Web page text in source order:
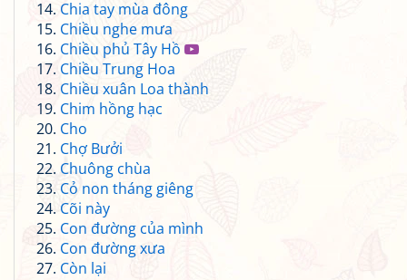
Chia tay mùa đông
Chiều nghe mưa
Chiều phủ Tây Hồ
Chiều Trung Hoa
Chiều xuân Loa thành
Chim hồng hạc
Cho
Chợ Bưởi
Chuông chùa
Cỏ non tháng giêng
Cõi này
Con đường của mình
Con đường xưa
Còn lại